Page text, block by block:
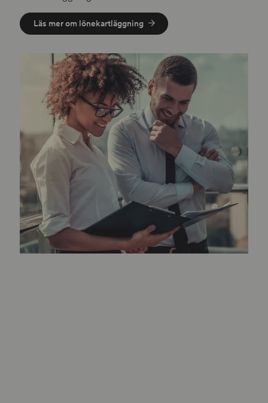
Läs mer om lönekartläggning